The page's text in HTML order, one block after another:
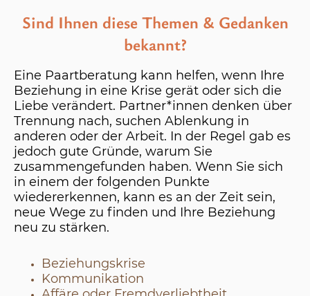
Sind Ihnen diese Themen & Gedanken
bekannt?
Eine Paartberatung kann helfen, wenn Ihre
Beziehung in eine Krise gerät oder sich die
Liebe verändert. Partner*innen denken über
Trennung nach, suchen Ablenkung in
anderen oder der Arbeit. In der Regel gab es
jedoch gute Gründe, warum Sie
zusammengefunden haben. Wenn Sie sich
in einem der folgenden Punkte
wiedererkennen, kann es an der Zeit sein,
neue Wege zu finden und Ihre Beziehung
neu zu stärken.
Beziehungskrise
Kommunikation